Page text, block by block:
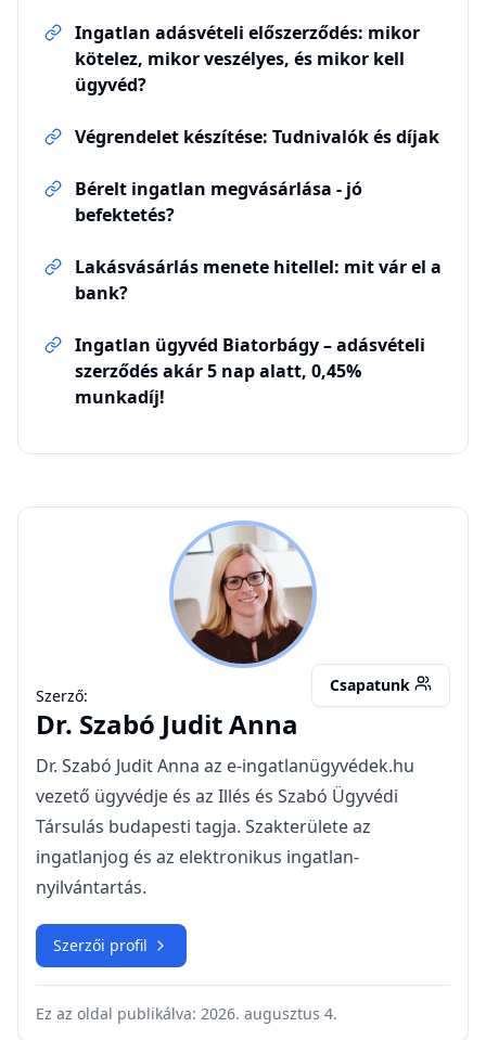
valamint azAdatvédelmi tájékoztatót.
Kapcsolódó cikkek
Ügyvéd ingatlan adásvételhez – Illés és
Szabó Ügyvédi Társulás
Ingatlan adásvételi előszerződés: mikor
kötelez, mikor veszélyes, és mikor kell
Végrendelet készítése: Tudnivalók és díjak
Bérelt ingatlan megvásárlása - jó
befektetés?
Lakásvásárlás menete hitellel: mit vár el a
bank?
Ingatlan ügyvéd Biatorbágy – adásvételi
szerződés akár 5 nap alatt, 0,45%
munkadíj!